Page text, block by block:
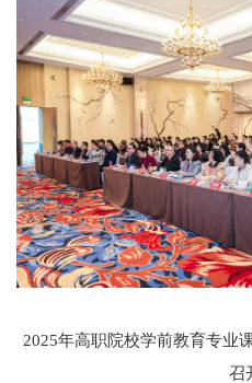
2025年高职院校学前教育专业
召